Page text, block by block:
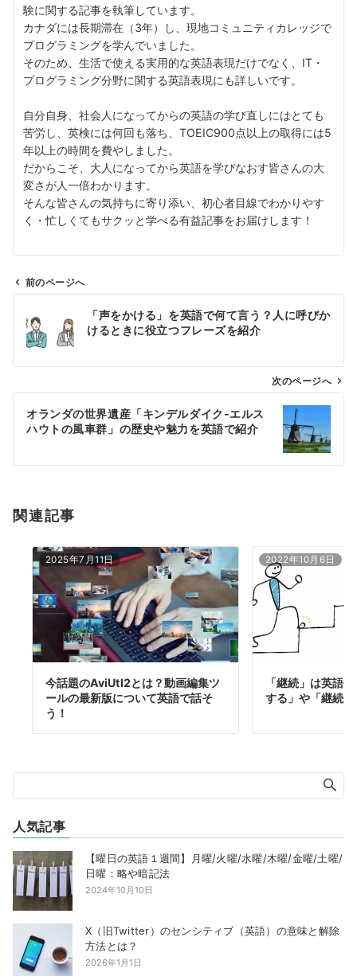
験に関する記事を執筆しています。
カナダには長期滞在（3年）し、現地コミュニティカレッジで
プログラミングを学んでいました。
そのため、生活で使える実用的な英語表現だけでなく、IT・
プログラミング分野に関する英語表現にも詳しいです。
自分自身、社会人になってからの英語の学び直しにはとても
苦労し、英検には何回も落ち、TOEIC900点以上の取得には5
年以上の時間を費やしました。
だからこそ、大人になってから英語を学びなおす皆さんの大
変さが人一倍わかります。
そんな皆さんの気持ちに寄り添い、初心者目線でわかりやす
く・忙しくてもサクッと学べる有益記事をお届けします！
ン
前のページへ
「声をかける」を英語で何て言う？人に呼びか
けるときに役立つフレーズを紹介
次のページへ
オランダの世界遺産「キンデルダイク-エルス
ハウトの風車群」の歴史や魅力を英語で紹介
関連記事
2025年7月11日
今話題のAviUtl2とは？動画編集ツ
ールの最新版について英語で話そ
う！
2022年10月6日
「継続」は英語
する」や「継続
人気記事
【曜日の英語１週間】月曜/火曜/水曜/木曜/金曜/土曜/
日曜：略や暗記法
2024年10月10日
X（旧Twitter）のセンシティブ（英語）の意味と解除
方法とは？
2026年1月1日